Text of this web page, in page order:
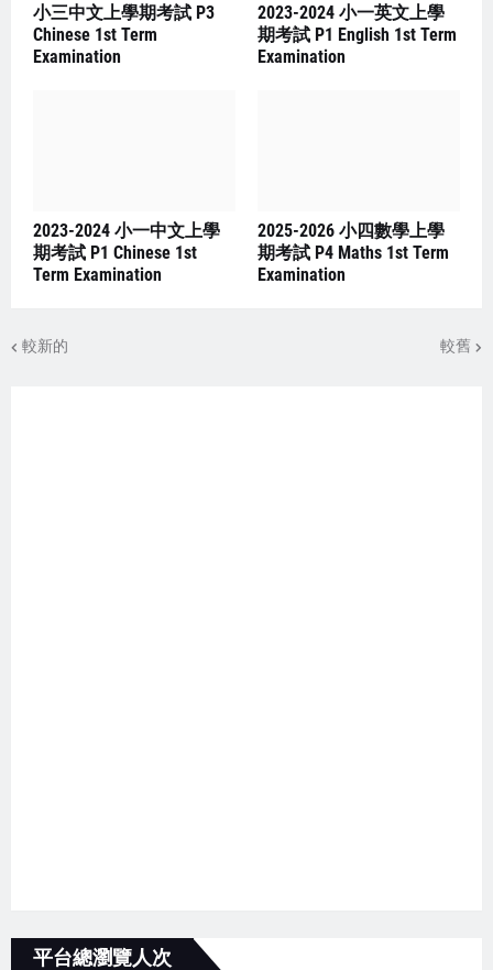
小三中文上學期考試 P3
Chinese 1st Term
Examination
2023-2024 小一英文上學
期考試 P1 English 1st Term
Examination
2023-2024 小一中文上學
期考試 P1 Chinese 1st
Term Examination
2025-2026 小四數學上學
期考試 P4 Maths 1st Term
Examination
較新的 較舊
平台總瀏覽人次